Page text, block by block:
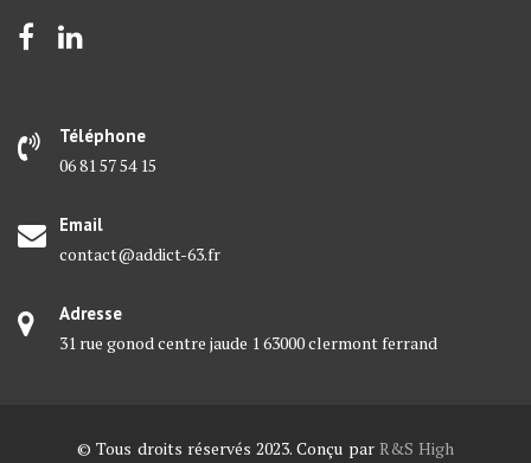
Téléphone
06 81 57 54 15
Email
contact@addict-63.fr
Adresse
31 rue gonod centre jaude 1 63000 clermont ferrand
© Tous droits réservés 2023. Conçu par R&S High